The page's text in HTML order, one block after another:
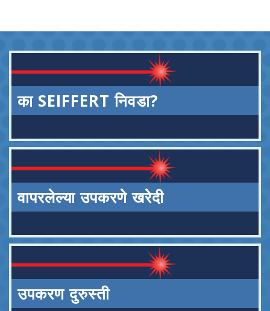
का SEIFFERT निवडा?
वापरलेल्या उपकरणे खरेदी
उपकरण दुरुस्ती